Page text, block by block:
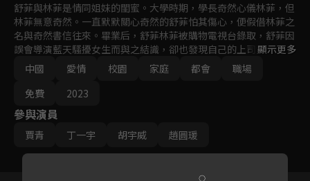
舒菲與林菲是情同姐妹的閨蜜。大學時期，學長奇然心儀林菲，但
林菲無意奇然。一直默默關心奇然的舒菲怕其傷心，便假借林菲之
名與奇然書信往來。畢業后，舒菲林菲被購物電視台錄取，舒菲因
誤會導演藍天騷擾女生而與之結識，卻也發現自己的上司竟是奇
然。
顯示更多
中國
愛情 校園 家庭 都會
職場
免費
2023
參與演員
賈青 丁一宇 胡宇威 趙圓瑗